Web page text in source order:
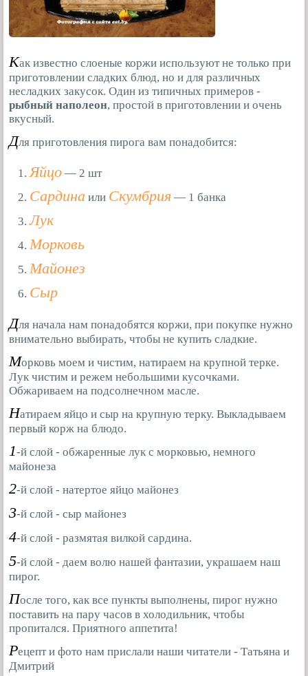
Как известно слоеные коржи используют не только при
приготовлении сладких блюд, но и для различных
несладких закусок. Один из типичных примеров -
рыбный наполеон, простой в приготовлении и очень
вкусный.
Для приготовления пирога вам понадобится:
Яйцо — 2 шт
Сардина или Скумбрия — 1 банка
Лук
Морковь
Майонез
Сыр
Для начала нам понадобятся коржи, при покупке нужно
внимательно выбирать, чтобы не купить сладкие.
Морковь моем и чистим, натираем на крупной терке.
Лук чистим и режем небольшими кусочками.
Обжариваем на подсолнечном масле.
Натираем яйцо и сыр на крупную терку. Выкладываем
первый корж на блюдо.
1-й слой - обжаренные лук с морковью, немного
майонеза
2-й слой - натертое яйцо майонез
3-й слой - сыр майонез
4-й слой - размятая вилкой сардина.
5-й слой - даем волю нашей фантазии, украшаем наш
пирог.
После того, как все пункты выполнены, пирог нужно
поставить на пару часов в холодильник, чтобы
пропитался. Приятного аппетита!
Рецепт и фото нам прислали наши читатели - Татьяна и
Дмитрий